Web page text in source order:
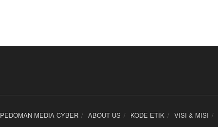
PEDOMAN MEDIA CYBER ABOUT US KODE ETIK VISI & MISI